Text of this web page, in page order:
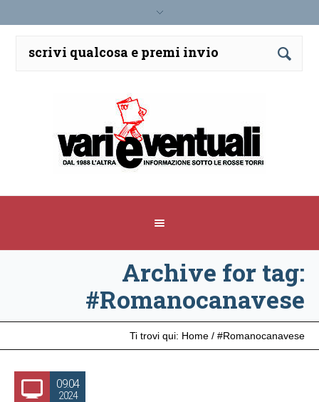
Archive for tag:
#Romanocanavese
Ti trovi qui: Home / #Romanocanavese
09.04
2024